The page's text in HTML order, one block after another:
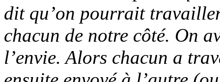
dit qu’on pourrait
chacun de notre côté. On
l’envie. Alors chacun a